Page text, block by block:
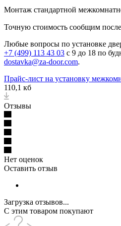
Монтаж стандартной
Точную стоимость сообщим после
Любые вопросы по установке
+7 (499) 113 43 03 с 9 до 18 по
dostavka@za-door.com.
Прайс-лист на установку
110,1 кб
Отзывы
Нет оценок
Оставить отзыв
Загрузка отзывов...
С этим товаром покупают